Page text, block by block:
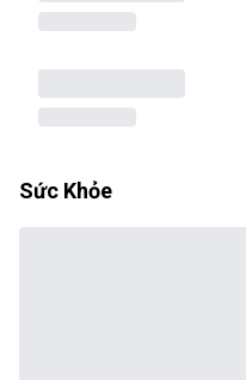
Sức Khỏe